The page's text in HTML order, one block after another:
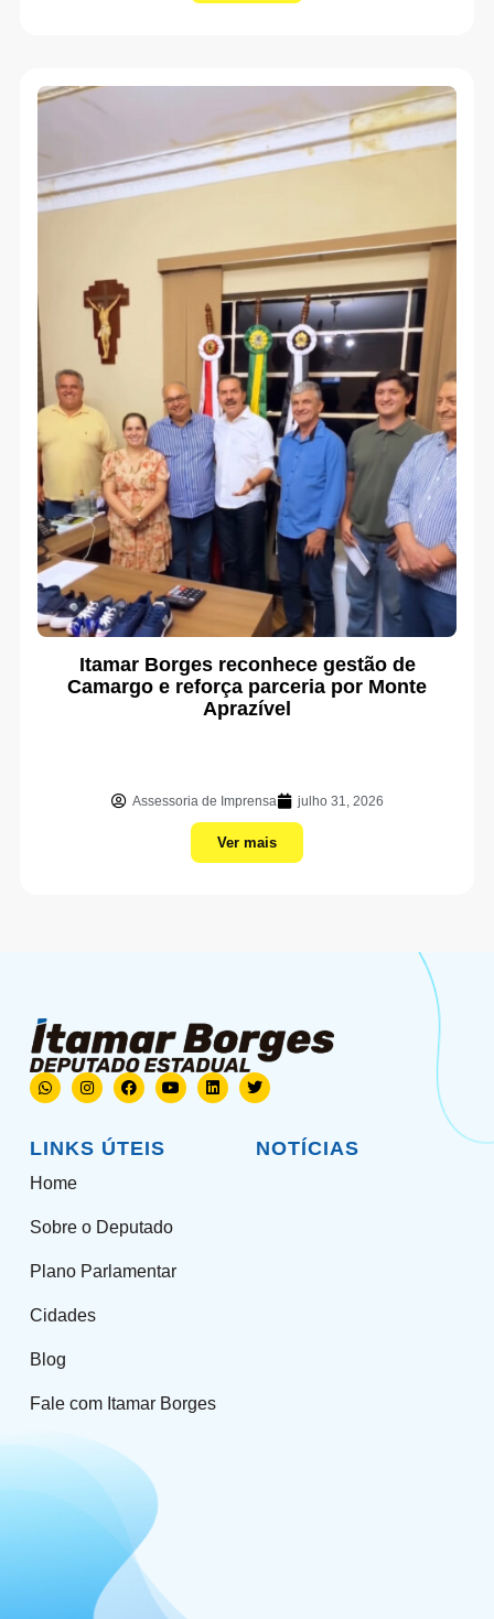
Itamar Borges reconhece gestão de
Camargo e reforça parceria por Monte
Aprazível
Assessoria de Imprensa julho 31, 2026
Ver mais
LINKS ÚTEIS
Home
Sobre o Deputado
Plano Parlamentar
Cidades
Blog
Fale com Itamar Borges
NOTÍCIAS